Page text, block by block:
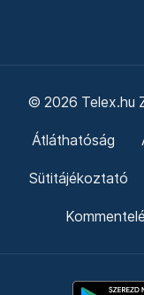
© 2026 Telex.hu
Átláthatóság
Sütitájékoztató